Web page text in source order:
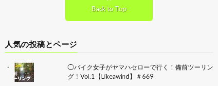
Back to Top
人気の投稿とページ
◯バイク女子がヤマハセローで行く！備前ツーリン
グ！Vol.1【Likeawind】＃669